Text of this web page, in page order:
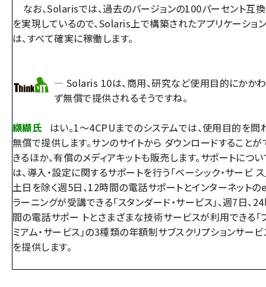
なお、Solarisでは、過去のバージョンの100パーセント互
を実現しているので、Solaris上で構築されたアプリケーショ
は、すべて確実に稼働します。
— Solaris 10は、商用、研究など使用目的にかか
ず無償で提供されるそうですね。
纐纈氏
はい。1〜4CPUまでのシステムでは、使用目的を問
無償で提供します。サンのサイトから ダウンロードすることが
きるほか、有償のメディアキットも販売します。サポートにつ
は、導入・設定に関するサポートを行う「ベーシック・サービ ス
土日を除く週5日、12時間の電話サポートとインターネットの
ラーニングが受講できる「スタンダード・サービス」、週7日、
間の電話サポー トとさまざまな技術サービスが利用できる「
ミアム・サービス」の3種類の年額制サブスクリプションサービ
を提供します。